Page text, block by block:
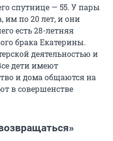
спутнице — 55. У пары
им по 20 лет, и они
есть 28-летняя
брака Екатерины.
деятельностью и
дети имеют
и дома общаются на
в совершенстве